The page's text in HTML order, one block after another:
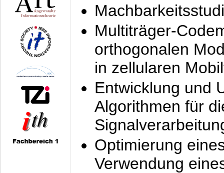
Multiträger-
orthogonalen
in zellularen
Entwicklung und
Algorithmen für
Optimierung
Verwendung